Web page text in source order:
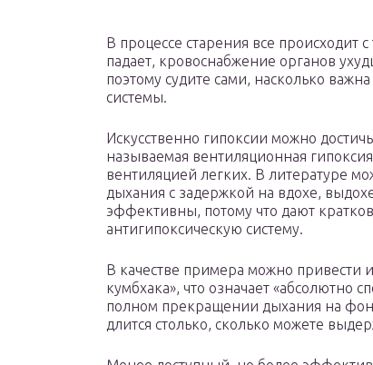
В процессе старения все происходит
падает, кровоснабжение органов
поэтому судите сами, насколько
системы.
Искусственно гипоксии можно
называемая вентиляционная
вентиляцией легких. В литературе
дыхания с задержкой на вдохе,
эффективны, потому что дают
антигипоксическую систему.
В качестве примера можно привести
кумбхака», что означает «абсолютно
полном прекращении дыхания на
длится столько, сколько можете